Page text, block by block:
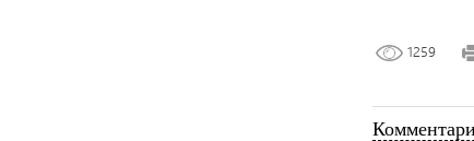
1259